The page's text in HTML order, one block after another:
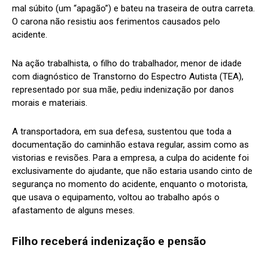
mal súbito (um “apagão”) e bateu na traseira de outra carreta.
O carona não resistiu aos ferimentos causados pelo
acidente.
Na ação trabalhista, o filho do trabalhador, menor de idade
com diagnóstico de Transtorno do Espectro Autista (TEA),
representado por sua mãe, pediu indenização por danos
morais e materiais.
A transportadora, em sua defesa, sustentou que toda a
documentação do caminhão estava regular, assim como as
vistorias e revisões. Para a empresa, a culpa do acidente foi
exclusivamente do ajudante, que não estaria usando cinto de
segurança no momento do acidente, enquanto o motorista,
que usava o equipamento, voltou ao trabalho após o
afastamento de alguns meses.
Filho receberá indenização e pensão